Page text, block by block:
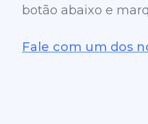
botão abaixo e
Fale com um dos